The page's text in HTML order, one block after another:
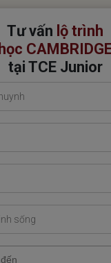
Tư vấn lộ trình
học
tại TCE Junior